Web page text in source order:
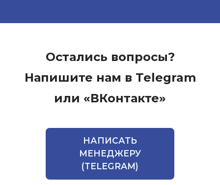
Остались вопросы?
Напишите нам в Telegram
или «ВКонтакте»
НАПИСАТЬ
МЕНЕДЖЕРУ
(TELEGRAM)